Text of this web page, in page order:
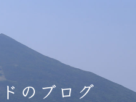
のブログ